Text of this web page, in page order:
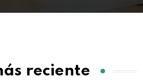
reciente